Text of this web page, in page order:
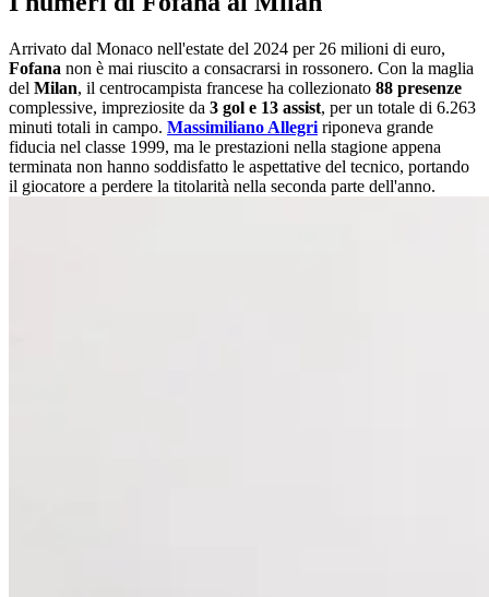
Arrivato dal Monaco nell'estate del 2024 per 26 milioni di euro,
Fofana non è mai riuscito a consacrarsi in rossonero. Con la maglia
del Milan, il centrocampista francese ha collezionato 88 presenze
complessive, impreziosite da 3 gol e 13 assist, per un totale di 6.263
minuti totali in campo. Massimiliano Allegri riponeva grande
fiducia nel classe 1999, ma le prestazioni nella stagione appena
terminata non hanno soddisfatto le aspettative del tecnico, portando
il giocatore a perdere la titolarità nella seconda parte dell'anno.